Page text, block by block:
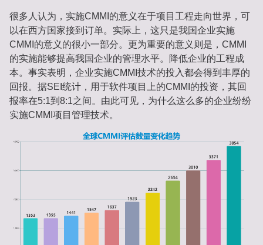
很多人认为，实施CMMI的意义在于项目工程走向世界，可
以在西方国家接到订单。实际上，这只是我国企业实施
CMMI的意义的很小一部分。更为重要的意义则是，CMMI
的实施能够提高我国企业的管理水平。降低企业的工程成
本。事实表明，企业实施CMMI技术的投入都会得到丰厚的
回报。据SEI统计，用于软件项目上的CMMI的投资，其回
报率在5:1到8:1之间。由此可见，为什么这么多的企业纷纷
实施CMMI项目管理技术。